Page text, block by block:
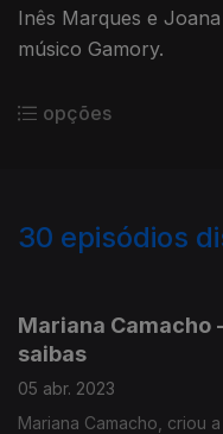
Inês Marques e
músico Gamory.
opções
30 episódios
Mariana Camacho
saibas
05 abr. 2023
Mariana Camacho, criou